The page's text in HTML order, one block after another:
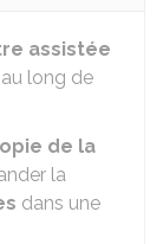
assistée
long de
de la
la
dans une